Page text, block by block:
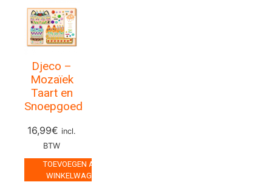
Djeco –
Mozaïek
Taart en
Snoepgoed
16,99€ incl.
BTW
TOEVOEGEN AAN
WINKELWAGEN